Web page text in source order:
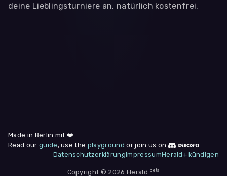
deine Lieblingsturniere an, natürlich kostenfrei.
deine Zustimmung jederzeit unter "
am Seitenende widerrufen.
Nur notwendige
Made in Berlin mit ❤️
Read our guide , use the playground or join us on
DatenschutzerklärungImpressumHerald+ kündigen
Copyright © 2026 Herald beta